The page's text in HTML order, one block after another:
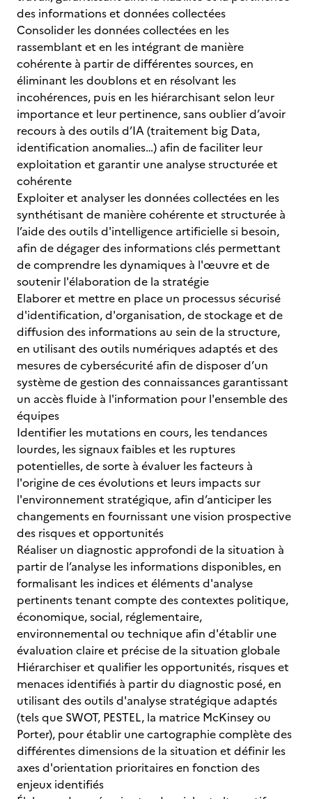
des informations et données collectées
Consolider les données collectées en les
rassemblant et en les intégrant de manière
cohérente à partir de différentes sources, en
éliminant les doublons et en résolvant les
incohérences, puis en les hiérarchisant selon leur
importance et leur pertinence, sans oublier d’avoir
recours à des outils d’IA (traitement big Data,
identification anomalies…) afin de faciliter leur
exploitation et garantir une analyse structurée et
cohérente
Exploiter et analyser les données collectées en les
synthétisant de manière cohérente et structurée à
l’aide des outils d'intelligence artificielle si besoin,
afin de dégager des informations clés permettant
de comprendre les dynamiques à l'œuvre et de
soutenir l'élaboration de la stratégie
Elaborer et mettre en place un processus sécurisé
d'identification, d'organisation, de stockage et de
diffusion des informations au sein de la structure,
en utilisant des outils numériques adaptés et des
mesures de cybersécurité afin de disposer d’un
système de gestion des connaissances garantissant
un accès fluide à l'information pour l'ensemble des
équipes
Identifier les mutations en cours, les tendances
lourdes, les signaux faibles et les ruptures
potentielles, de sorte à évaluer les facteurs à
l'origine de ces évolutions et leurs impacts sur
l'environnement stratégique, afin d’anticiper les
changements en fournissant une vision prospective
des risques et opportunités
Réaliser un diagnostic approfondi de la situation à
partir de l’analyse les informations disponibles, en
formalisant les indices et éléments d'analyse
pertinents tenant compte des contextes politique,
économique, social, réglementaire,
environnemental ou technique afin d'établir une
évaluation claire et précise de la situation globale
Hiérarchiser et qualifier les opportunités, risques et
menaces identifiés à partir du diagnostic posé, en
utilisant des outils d'analyse stratégique adaptés
(tels que SWOT, PESTEL, la matrice McKinsey ou
Porter), pour établir une cartographie complète des
différentes dimensions de la situation et définir les
axes d'orientation prioritaires en fonction des
enjeux identifiés